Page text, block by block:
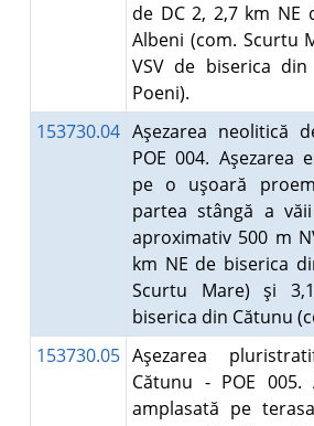
de DC 2, 2,7 km NE
Albeni (com. Scurtu
VSV de biserica
Poeni).
153730.04 Aşezarea neolitică
POE 004. Aşezarea
pe o uşoară
partea stângă a
aproximativ 500 m
km NE de biserica
Scurtu Mare) şi
biserica din Cătunu
153730.05 Aşezarea
Cătunu - POE 005.
amplasată pe